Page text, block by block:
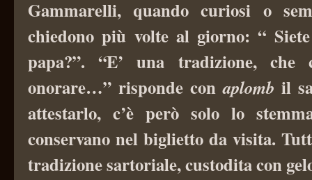
Gammarelli, quando curiosi o
chiedono più volte al giorno: “
papa?”.“E’ una tradizione, che
onorare…” risponde conaplomb il
attestarlo, c’è però solo lo
conservano nel biglietto da visita.
tradizione sartoriale, custodita con